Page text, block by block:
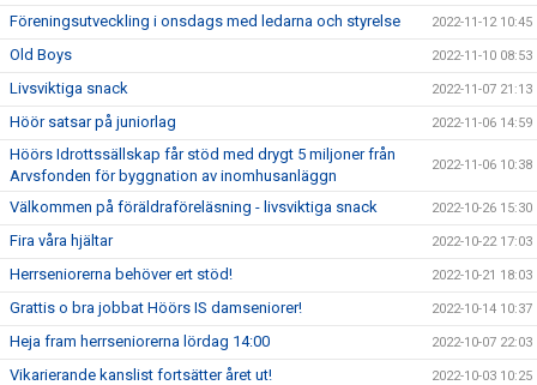
Föreningsutveckling i onsdags med ledarna och styrelse 2022-11-12 10:45
Old Boys 2022-11-10 08:53
Livsviktiga snack 2022-11-07 21:13
Höör satsar på juniorlag 2022-11-06 14:59
Höörs Idrottssällskap får stöd med drygt 5 miljoner från
Arvsfonden för byggnation av inomhusanläggn
2022-11-06 10:38
Välkommen på föräldraföreläsning - livsviktiga snack 2022-10-26 15:30
Fira våra hjältar 2022-10-22 17:03
Herrseniorerna behöver ert stöd! 2022-10-21 18:03
Grattis o bra jobbat Höörs IS damseniorer! 2022-10-14 10:37
Heja fram herrseniorerna lördag 14:00 2022-10-07 22:03
Vikarierande kanslist fortsätter året ut! 2022-10-03 10:25